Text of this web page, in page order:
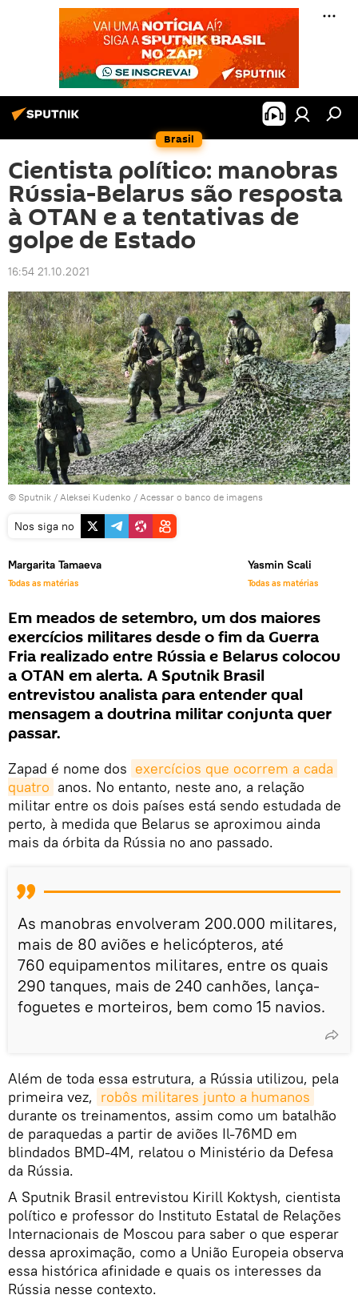
Brasil
Cientista político: manobras
Rússia-Belarus são resposta
à OTAN e a tentativas de
golpe de Estado
16:54 21.10.2021
© Sputnik / Aleksei Kudenko / Acessar o banco de imagens
Nos siga no
Margarita Tamaeva
Todas as matérias
Yasmin Scali
Todas as matérias
Em meados de setembro, um dos maiores
exercícios militares desde o fim da Guerra
Fria realizado entre Rússia e Belarus colocou
a OTAN em alerta. A Sputnik Brasil
entrevistou analista para entender qual
mensagem a doutrina militar conjunta quer
passar.
Zapad é nome dos exercícios que ocorrem a cada
quatro anos. No entanto, neste ano, a relação
militar entre os dois países está sendo estudada de
perto, à medida que Belarus se aproximou ainda
mais da órbita da Rússia no ano passado.
As manobras envolveram 200.000 militares,
mais de 80 aviões e helicópteros, até
760 equipamentos militares, entre os quais
290 tanques, mais de 240 canhões, lança-
foguetes e morteiros, bem como 15 navios.
Além de toda essa estrutura, a Rússia utilizou, pela
primeira vez, robôs militares junto a humanos
durante os treinamentos, assim como um batalhão
de paraquedas a partir de aviões Il-76MD em
blindados BMD-4M, relatou o Ministério da Defesa
da Rússia.
A Sputnik Brasil entrevistou Kirill Koktysh, cientista
político e professor do Instituto Estatal de Relações
Internacionais de Moscou para saber o que esperar
dessa aproximação, como a União Europeia observa
essa histórica afinidade e quais os interesses da
Rússia nesse contexto.